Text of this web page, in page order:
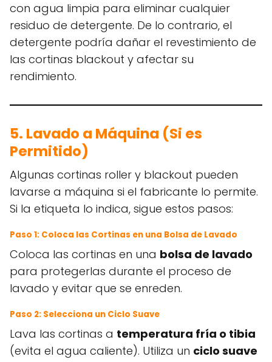
con agua limpia para eliminar cualquier
residuo de detergente. De lo contrario, el
detergente podría dañar el revestimiento de
las cortinas blackout y afectar su
rendimiento.
5. Lavado a Máquina (Si es
Permitido)
Algunas cortinas roller y blackout pueden
lavarse a máquina si el fabricante lo permite.
Si la etiqueta lo indica, sigue estos pasos:
Paso 1: Coloca las Cortinas en una Bolsa de Lavado
Coloca las cortinas en una bolsa de lavado
para protegerlas durante el proceso de
lavado y evitar que se enreden.
Paso 2: Selecciona un Ciclo Suave
Lava las cortinas a temperatura fría o tibia
(evita el agua caliente). Utiliza un ciclo suave